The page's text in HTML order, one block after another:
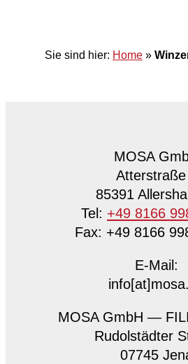
Sie sind hier: Home »
MOSA
Atterstraße
85391
Tel: +49 8166
Fax: +49 8166
E-Mail:
MOSA GmbH —
Rudolstädter
07745